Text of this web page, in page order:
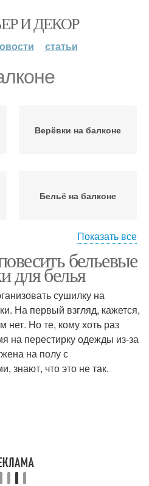
И ДЕКОР
статьи
Верёвки на балконе
Бельё на балконе
Веревки для белья
Пластиковая веревка
Показать все
бельевые
для белья
сушилку на
На первый взгляд, кажется,
нет. Но те, кому хоть раз
на перестирку одежды из-за
на полу с
знают, что это не так.